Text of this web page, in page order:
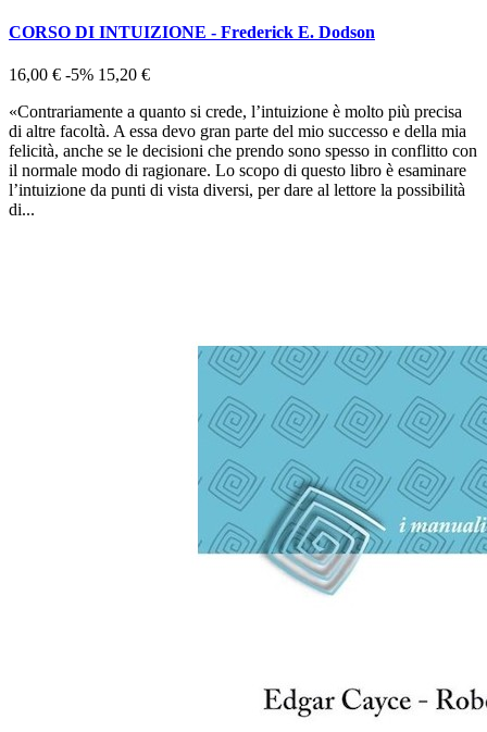
CORSO DI INTUIZIONE - Frederick E. Dodson
16,00 € -5% 15,20 €
«Contrariamente a quanto si crede, l’intuizione è molto più precisa
di altre facoltà. A essa devo gran parte del mio successo e della mia
felicità, anche se le decisioni che prendo sono spesso in conflitto con
il normale modo di ragionare. Lo scopo di questo libro è esaminare
l’intuizione da punti di vista diversi, per dare al lettore la possibilità
di...